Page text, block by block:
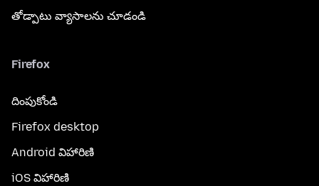
తోడ్పాటు వ్యాసాలను చూడండి
Firefox
దింపుకోండి
Firefox desktop
Android విహారిణి
iOS విహారిణి